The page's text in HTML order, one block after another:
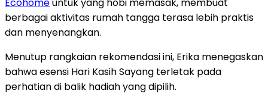
berbagai aktivitas rumah tangga terasa lebih praktis
dan menyenangkan.
Menutup rangkaian rekomendasi ini, Erika menegaskan
bahwa esensi Hari Kasih Sayang terletak pada
perhatian di balik hadiah yang dipilih.